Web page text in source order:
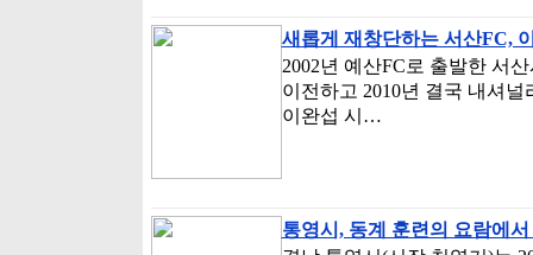
새롭게 재창단하는 서산FC,
2002년 예산FC로 출발한 서
이전하고 2010년 결국 내셔
이완섭 시…
통영시, 동계 훈련의 요람에